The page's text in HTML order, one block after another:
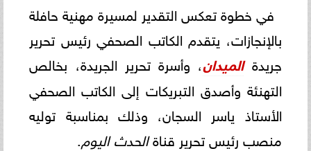
في خطوة تعكس التقدير لمسيرة مهنية حافلة
بالإنجازات، يتقدم الكاتب الصحفي رئيس تحرير
جريدةالميدان، وأسرة تحرير الجريدة، بخالص
التهنئة وأصدق التبريكات إلى الكاتب الصحفي
الأستاذ ياسر السجان، وذلك بمناسبة توليه
منصب رئيس تحرير قناةالحدث اليوم